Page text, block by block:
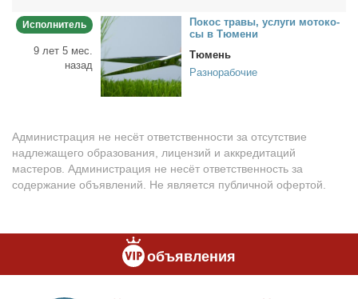
Исполнитель
9 лет 5 мес.
назад
По­кос тра­вы, услу­ги мо­то­ко­
сы в Тю­ме­ни
Тюмень
Разнорабочие
Администрация не несёт ответственности за отсутствие
надлежащего образования, лицензий и аккредитаций
мастеров. Администрация не несёт ответственность за
содержание объявлений. Не является публичной офертой.
объявления